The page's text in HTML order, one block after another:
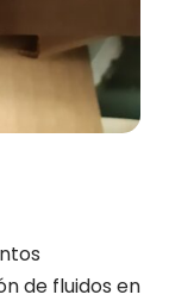
de fluidos en